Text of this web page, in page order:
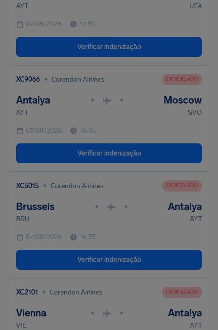
AYT UFA
07/08/2026 17:50
Verificar indenização
XC9066 • Corendon Airlines CANCELADO
Antalya • • Moscow
AYT SVO
07/08/2026 16:35
Verificar indenização
XC5015 • Corendon Airlines CANCELADO
Brussels • • Antalya
BRU AYT
07/08/2026 16:35
Verificar indenização
XC2101 • Corendon Airlines CANCELADO
Vienna • • Antalya
VIE AYT